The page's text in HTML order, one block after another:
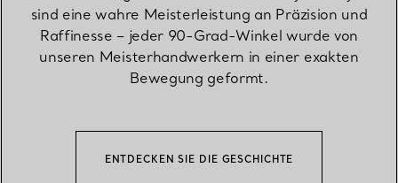
sind eine wahre Meisterleistung an Präzision und
Raffinesse – jeder 90-Grad-Winkel wurde von
unseren Meisterhandwerkern in einer exakten
Bewegung geformt.
ENTDECKEN SIE DIE GESCHICHTE